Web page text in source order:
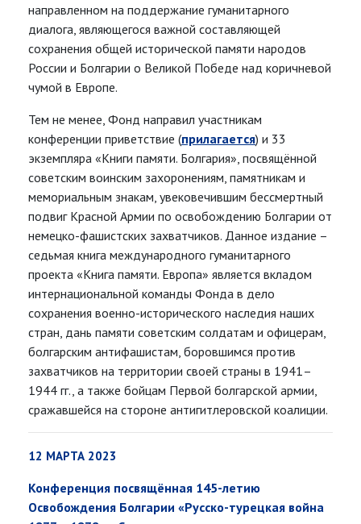
направленном на поддержание гуманитарного
диалога, являющегося важной составляющей
сохранения общей исторической памяти народов
России и Болгарии о Великой Победе над коричневой
чумой в Европе.
Тем не менее, Фонд направил участникам
конференции приветствие (прилагается) и 33
экземпляра «Книги памяти. Болгария», посвящённой
советским воинским захоронениям, памятникам и
мемориальным знакам, увековечившим бессмертный
подвиг Красной Армии по освобождению Болгарии от
немецко-фашистских захватчиков. Данное издание –
седьмая книга международного гуманитарного
проекта «Книга памяти. Европа» является вкладом
интернациональной команды Фонда в дело
сохранения военно-исторического наследия наших
стран, дань памяти советским солдатам и офицерам,
болгарским антифашистам, боровшимся против
захватчиков на территории своей страны в 1941–
1944 гг., а также бойцам Первой болгарской армии,
сражавшейся на стороне антигитлеровской коалиции.
12 МАРТА 2023
Конференция посвящённая 145-летию
Освобождения Болгарии «Русско-турецкая война